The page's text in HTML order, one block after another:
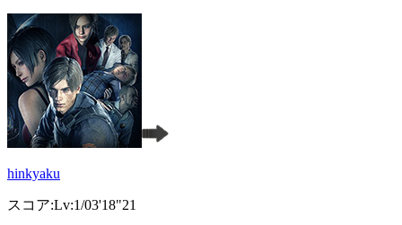
hinkyaku
スコア:Lv:1/03'18"21